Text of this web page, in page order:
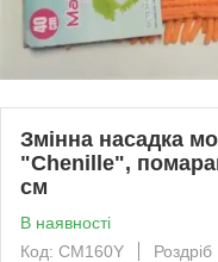
Змінна насадка
"Chenille",
см
В наявності
Код: CM160Y
Роздріб